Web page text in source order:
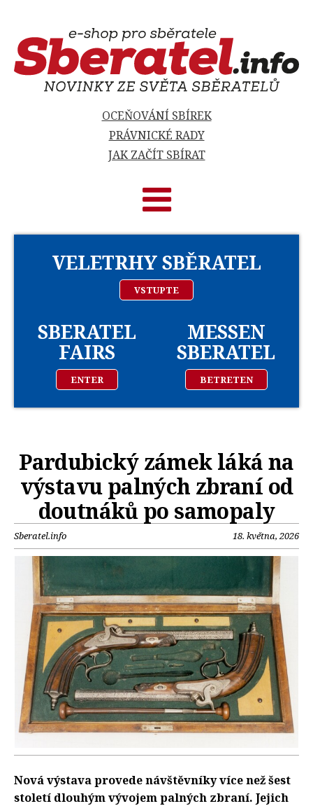
OCEŇOVÁNÍ SBÍREK
PRÁVNICKÉ RADY
JAK ZAČÍT SBÍRAT
VELETRHY SBĚRATEL
VSTUPTE
SBERATEL
FAIRS
ENTER
MESSEN
SBERATEL
BETRETEN
Pardubický zámek láká na
výstavu palných zbraní od
doutnáků po samopaly
Sberatel.info 18. května, 2026
Nová výstava provede návštěvníky více než šest
století dlouhým vývojem palných zbraní. Jejich